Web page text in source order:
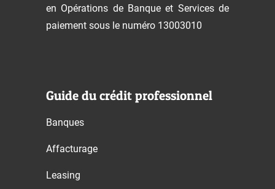
en Opérations de Banque et Services de
paiement sous le numéro 13003010
Guide du crédit professionnel
Banques
Affacturage
Leasing